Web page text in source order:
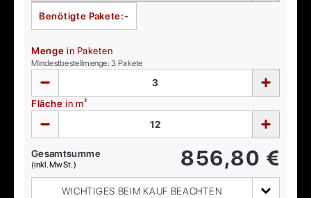
Benötigte Pakete:-
Menge in Paketen
Mindestbestellmenge:3 Pakete
Fläche in m²
Gesamtsumme
(inkl. MwSt.) 856,80 €
WICHTIGES BEIM KAUF BEACHTEN